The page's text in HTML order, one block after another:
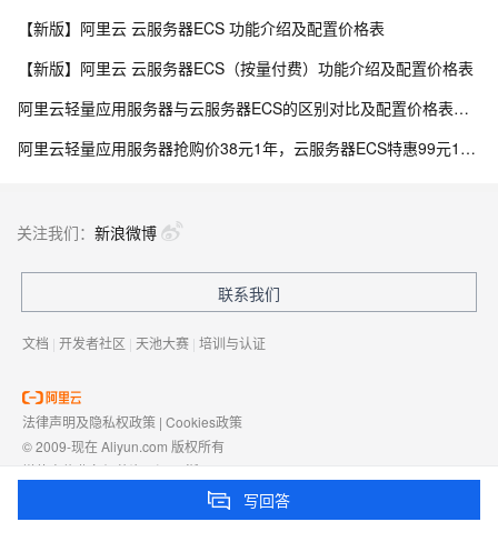
【新版】阿里云 云服务器ECS 功能介绍及配置价格表
【新版】阿里云 云服务器ECS（按量付费）功能介绍及配置价格表
阿里云轻量应用服务器与云服务器ECS的区别对比及配置价格表说明
阿里云轻量应用服务器抢购价38元1年，云服务器ECS特惠99元1年，区别与选购指南参考
写回答
关注我们： 新浪微博
联系我们
文档 | 开发者社区 | 天池大赛 | 培训与认证
法律声明及隐私权政策 | Cookies政策
© 2009-现在 Aliyun.com 版权所有
增值电信业务经营许可证： 浙B2-20080101
浙D3-20210002
浙公网安备 33010602009975号浙B2-20080101-4